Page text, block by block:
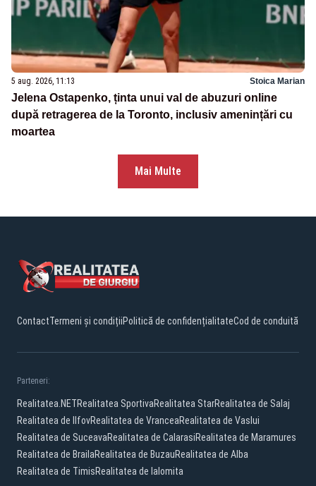
5 aug. 2026, 11:13 Stoica Marian
Jelena Ostapenko, ținta unui val de abuzuri online
după retragerea de la Toronto, inclusiv amenințări cu
moartea
Mai Multe
ContactTermeni și condițiiPolitică de confidențialitateCod de conduită
Parteneri:
Realitatea.NETRealitatea SportivaRealitatea StarRealitatea de Salaj
Realitatea de IlfovRealitatea de VranceaRealitatea de Vaslui
Realitatea de SuceavaRealitatea de CalarasiRealitatea de Maramures
Realitatea de BrailaRealitatea de BuzauRealitatea de Alba
Realitatea de TimisRealitatea de Ialomita